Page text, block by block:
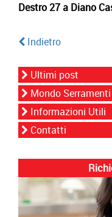
Destro 27 a Diano
Indietro
Ultimi post
Mondo Serramenti
Informazioni Utili
Contatti